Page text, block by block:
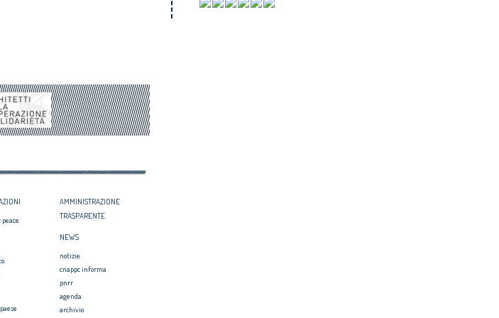
AMMINISTRAZIONE
TRASPARENTE
NEWS
notizie
cnappc informa
pnrr
agenda
archivio